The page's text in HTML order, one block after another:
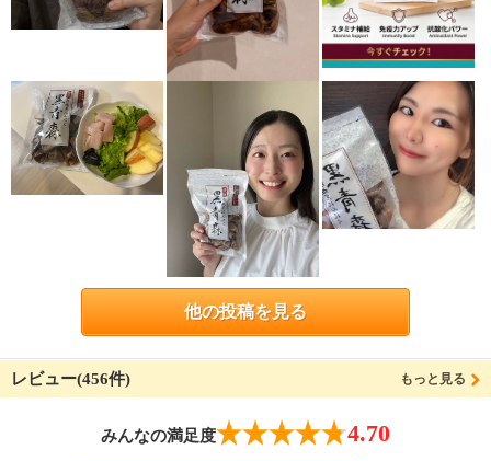
他の投稿を見る
レビュー(456件) もっと見る
みんなの満足度 4.70